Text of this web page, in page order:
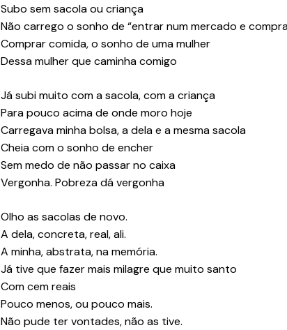
Subo sem sacola ou criança
Não carrego o sonho de “entrar num mercado e
Comprar comida, o sonho de uma mulher
Dessa mulher que caminha comigo
Já subi muito com a sacola, com a criança
Para pouco acima de onde moro hoje
Carregava minha bolsa, a dela e a mesma sacola
Cheia com o sonho de encher
Sem medo de não passar no caixa
Vergonha. Pobreza dá vergonha
Olho as sacolas de novo.
A dela, concreta, real, ali.
A minha, abstrata, na memória.
Já tive que fazer mais milagre que muito santo
Com cem reais
Pouco menos, ou pouco mais.
Não pude ter vontades, não as tive.